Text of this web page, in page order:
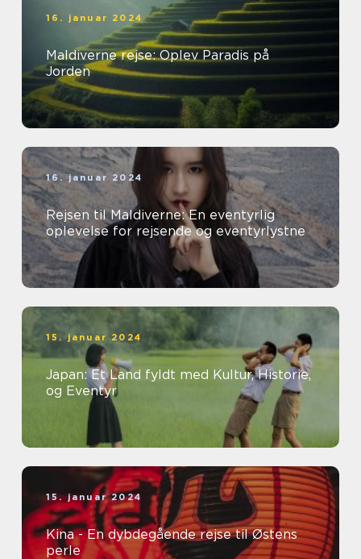
16. januar 2024
Maldiverne rejse: Oplev Paradis på
Jorden
16. januar 2024
Rejsen til Maldiverne: En eventyrlig
oplevelse for rejsende og eventyrlystne
15. januar 2024
Japan: Et Land fyldt med Kultur, Historie,
og Eventyr
15. januar 2024
Kina - En dybdegående rejse til Østens
perle